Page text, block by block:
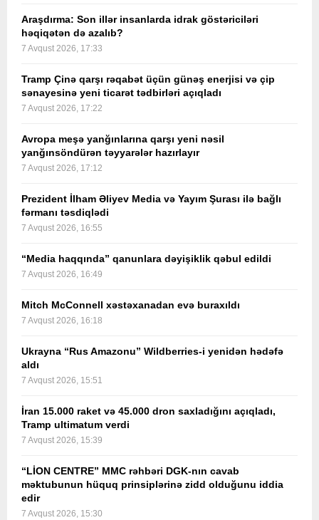
Araşdırma: Son illər insanlarda idrak göstəriciləri
həqiqətən də azalıb?
7 Avqust 2026, 17:33
Tramp Çinə qarşı rəqabət üçün günəş enerjisi və çip
sənayesinə yeni ticarət tədbirləri açıqladı
7 Avqust 2026, 17:22
Avropa meşə yanğınlarına qarşı yeni nəsil
yanğınsöndürən təyyarələr hazırlayır
7 Avqust 2026, 17:12
Prezident İlham Əliyev Media və Yayım Şurası ilə bağlı
fərmanı təsdiqlədi
7 Avqust 2026, 16:55
“Media haqqında” qanunlara dəyişiklik qəbul edildi
7 Avqust 2026, 16:49
Mitch McConnell xəstəxanadan evə buraxıldı
7 Avqust 2026, 16:18
Ukrayna “Rus Amazonu” Wildberries-i yenidən hədəfə
aldı
7 Avqust 2026, 15:51
İran 15.000 raket və 45.000 dron saxladığını açıqladı,
Tramp ultimatum verdi
7 Avqust 2026, 15:39
“LİON CENTRE” MMC rəhbəri DGK-nın cavab
məktubunun hüquq prinsiplərinə zidd olduğunu iddia
edir
7 Avqust 2026, 15:30